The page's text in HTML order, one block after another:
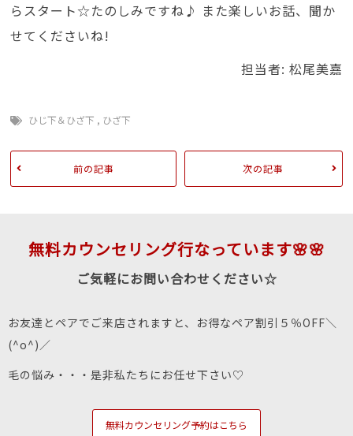
らスタート☆たのしみですね♪ また楽しいお話、聞か
せてくださいね!
担当者: 松尾美嘉
ひじ下＆ひざ下 , ひざ下
前の記事 次の記事
無料カウンセリング行なっています🌸🌸
ご気軽にお問い合わせください☆
お友達とペアでご来店されますと、お得なペア割引５％OFF＼
(^o^)／
毛の悩み・・・是非私たちにお任せ下さい♡
無料カウンセリング予約はこちら